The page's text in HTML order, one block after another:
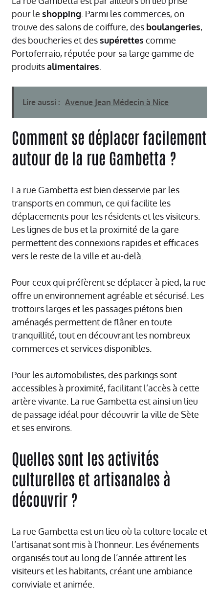
pour le shopping . Parmi les commerces, on
trouve des salons de coiffure, des boulangeries,
des boucheries et des supérettes comme
Portoferraio, réputée pour sa large gamme de
produitsalimentaires
Lire aussi : Avenue Jean Médecin à Nice
Comment se déplacer facilement
autour de la rue Gambetta ?
La rue Gambetta est bien desservie par les
transports en commun, ce qui facilite les
déplacements pour les résidents et les visiteurs.
Les lignes de bus et la proximité de la gare
permettent des connexions rapides et efficaces
vers le reste de la ville et au-delà.
Pour ceux qui préfèrent se déplacer à pied, la rue
offre un environnement agréable et sécurisé. Les
trottoirs larges et les passages piétons bien
aménagés permettent de flâner en toute
tranquillité, tout en découvrant les nombreux
commerces et services disponibles.
Pour les automobilistes, des parkings sont
accessibles à proximité, facilitant l’accès à cette
artère vivante. La rue Gambetta est ainsi un lieu
de passage idéal pour découvrir la ville de Sète
et ses environs.
Quelles sont les activités
culturelles et artisanales à
découvrir ?
La rue Gambetta est un lieu où la culture locale et
l’artisanat sont mis à l’honneur. Les événements
organisés tout au long de l’année attirent les
visiteurs et les habitants, créant une ambiance
conviviale et animée.